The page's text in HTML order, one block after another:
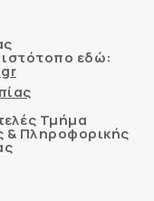
ιστότοπο εδώ:
Τμήμα
Πληροφορικής